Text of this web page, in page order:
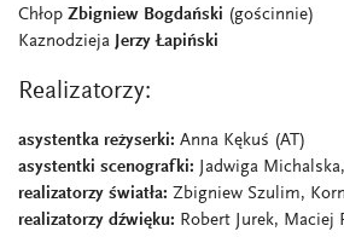
Chłop Zbigniew Bogdański (gościnnie)
Kaznodzieja Jerzy Łapiński
Realizatorzy:
asystentka reżyserki: Anna Kękuś (AT)
asystentki scenografki: Jadwiga
realizatorzy światła: Zbigniew Szulim,
realizatorzy dźwięku: Robert Jurek, Maciej